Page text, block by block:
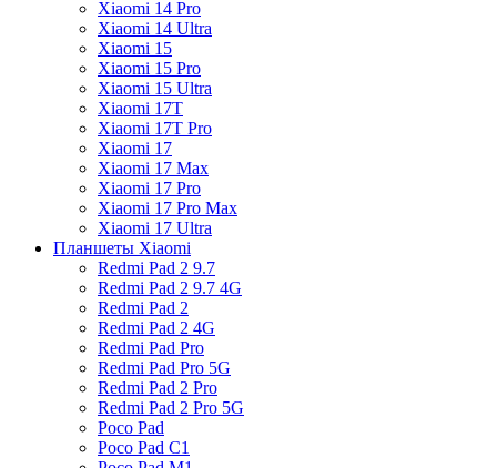
Xiaomi 14 Pro
Xiaomi 14 Ultra
Xiaomi 15
Xiaomi 15 Pro
Xiaomi 15 Ultra
Xiaomi 17T
Xiaomi 17T Pro
Xiaomi 17
Xiaomi 17 Max
Xiaomi 17 Pro
Xiaomi 17 Pro Max
Xiaomi 17 Ultra
Планшеты Xiaomi
Redmi Pad 2 9.7
Redmi Pad 2 9.7 4G
Redmi Pad 2
Redmi Pad 2 4G
Redmi Pad Pro
Redmi Pad Pro 5G
Redmi Pad 2 Pro
Redmi Pad 2 Pro 5G
Poco Pad
Poco Pad C1